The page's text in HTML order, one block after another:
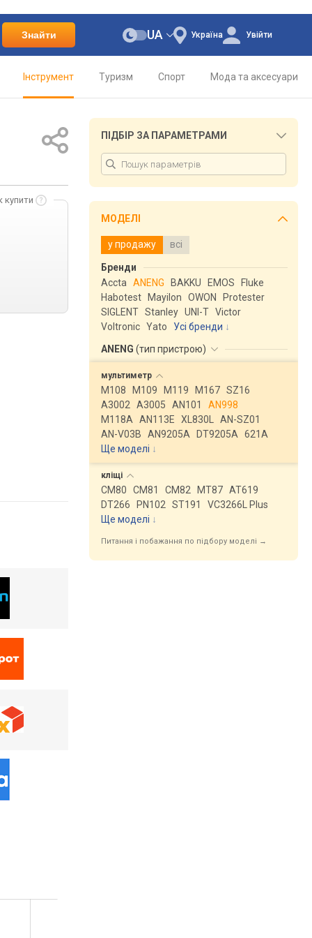
Знайти Україна
UA Увійти
Інструмент Туризм Спорт Мода та аксесуари
купити
ПІДБІР ЗА ПАРАМЕТРАМИ
МОДЕЛІ
у продажу всі
Бренди
Accta
ANENG BAKKU EMOS
Fluke
Habotest
Mayilon OWON
Protester
SIGLENT Stanley UNI-T Victor
Voltronic Yato
Усі бренди
ANENG (тип пристрою)
мультиметр
M108 M109 M119 M167 SZ16
A3002
A3005 AN101
AN998
M118A
AN113E XL830L
AN-SZ01
AN-V03B
AN9205A DT9205A
621A
Ще моделі ↓
кліщі
CM80 CM81 CM82 MT87 AT619
DT266
PN102 ST191
VC3266L Plus
Ще моделі ↓
Питання і побажання по підбору моделі →